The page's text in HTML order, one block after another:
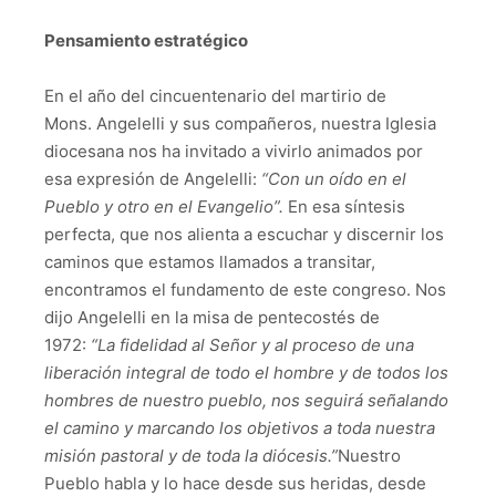
Pensamiento estratégico
En el año del cincuentenario del martirio de
Mons. Angelelli y sus compañeros, nuestra Iglesia
diocesana nos ha invitado a vivirlo animados por
esa expresión de Angelelli: “Con un oído en el
Pueblo y otro en el Evangelio”. En esa síntesis
perfecta, que nos alienta a escuchar y discernir los
caminos que estamos llamados a transitar,
encontramos el fundamento de este congreso. Nos
dijo Angelelli en la misa de pentecostés de
1972: “La fidelidad al Señor y al proceso de una
liberación integral de todo el hombre y de todos los
hombres de nuestro pueblo, nos seguirá señalando
el camino y marcando los objetivos a toda nuestra
misión pastoral y de toda la diócesis.”Nuestro
Pueblo habla y lo hace desde sus heridas, desde